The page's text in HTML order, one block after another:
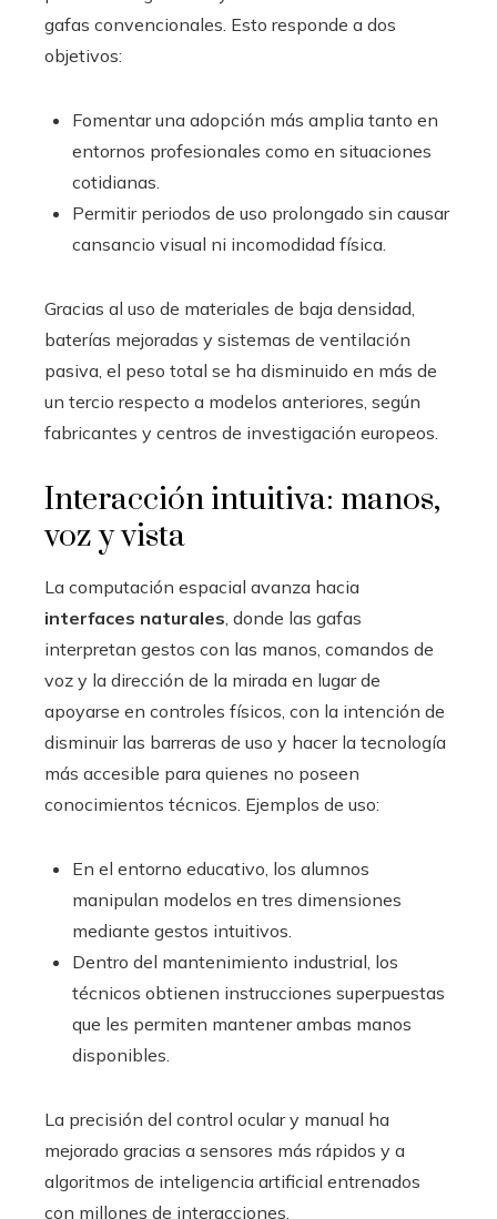
gafas convencionales. Esto responde a dos
objetivos:
Fomentar una adopción más amplia tanto en
entornos profesionales como en situaciones
cotidianas.
Permitir periodos de uso prolongado sin causar
cansancio visual ni incomodidad física.
Gracias al uso de materiales de baja densidad,
baterías mejoradas y sistemas de ventilación
pasiva, el peso total se ha disminuido en más de
un tercio respecto a modelos anteriores, según
fabricantes y centros de investigación europeos.
Interacción intuitiva: manos,
voz y vista
La computación espacial avanza hacia
interfaces naturales, donde las gafas
interpretan gestos con las manos, comandos de
voz y la dirección de la mirada en lugar de
apoyarse en controles físicos, con la intención de
disminuir las barreras de uso y hacer la tecnología
más accesible para quienes no poseen
conocimientos técnicos. Ejemplos de uso:
En el entorno educativo, los alumnos
manipulan modelos en tres dimensiones
mediante gestos intuitivos.
Dentro del mantenimiento industrial, los
técnicos obtienen instrucciones superpuestas
que les permiten mantener ambas manos
disponibles.
La precisión del control ocular y manual ha
mejorado gracias a sensores más rápidos y a
algoritmos de inteligencia artificial entrenados
con millones de interacciones.